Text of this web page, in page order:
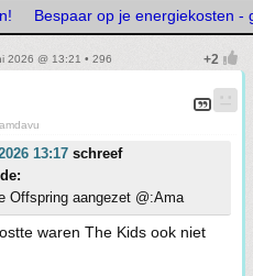
Bespaar op je energiekosten -
2026 @ 13:21 • 296
13:17 schreef
Offspring aangezet @:Ama
waren The Kids ook niet